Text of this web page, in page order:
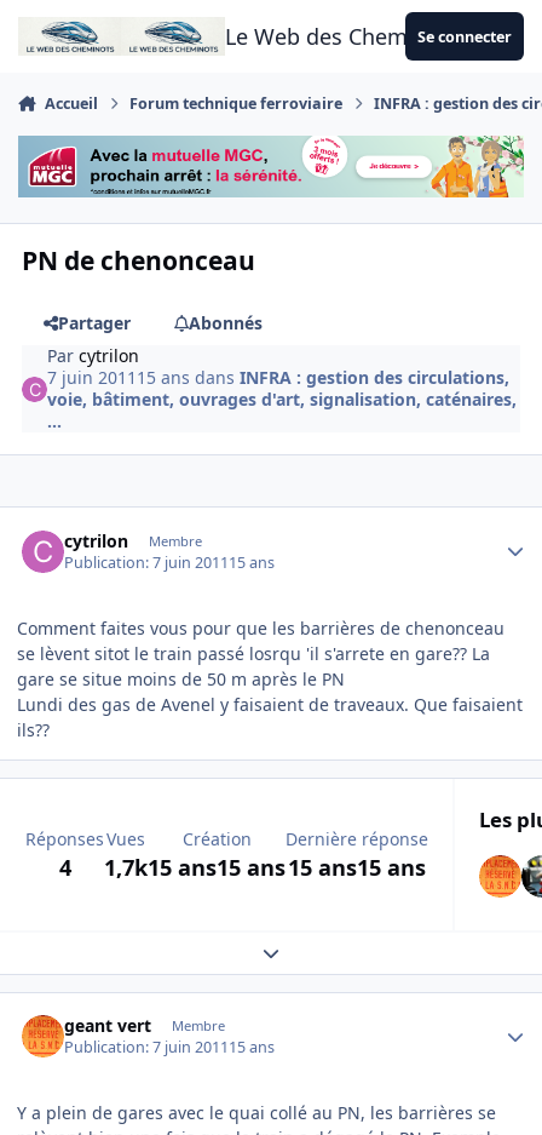
Aller au contenu
Le Web des CheminotsSe connecter
Accueil Forum technique ferroviaire INFRA : gestion des
PN de chenonceau
Partager
Abonnés
Parcytrilon
7 juin 2011 15 ans dansINFRA : gestion des circulations,
voie, bâtiment, ouvrages d'art, signalisation, caténaires,
...
cytrilon Membre
Publication:7 juin 201115 ans
Comment faites vous pour que les barrières de chenonceau
se lèvent sitot le train passé losrqu 'il s'arrete en gare?? La
gare se situe moins de 50 m après le PN
Lundi des gas de Avenel y faisaient de traveaux. Que faisaient
ils??
Réponses
4
Vues
1,7k
Création
15 ans15 ans
Dernière réponse
15 ans15 ans
Les
Expand topic overview
geant vert Membre
Publication:7 juin 201115 ans
Y a plein de gares avec le quai collé au PN, les barrières se